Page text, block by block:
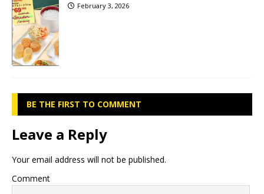
February 3, 2026
BE THE FIRST TO COMMENT
Leave a Reply
Your email address will not be published.
Comment